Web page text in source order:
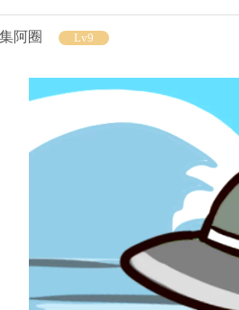
阿圈 Lv9